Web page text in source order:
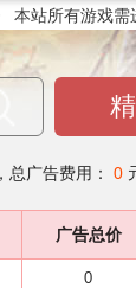
本站所有游戏需
总广告费用： 0
广告总价
0